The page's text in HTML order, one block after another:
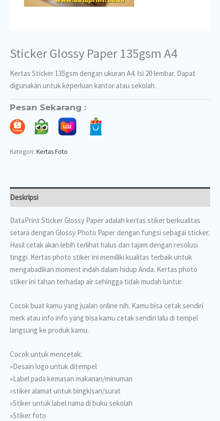
Sticker Glossy Paper 135gsm A4
Kertas Sticker 135gsm dengan ukuran A4. Isi 20 lembar. Dapat
digunakan untuk keperluan kantor atau sekolah.
Pesan Sekarang :
Kategori: Kertas Foto
Deskripsi
DataPrint Sticker Glossy Paper adalah kertas stiker berkualitas
setara dengan Glossy Photo Paper dengan fungsi sebagai sticker.
Hasil cetak akan lebih terlihat halus dan tajam dengan resolusi
tinggi. Kertas photo stiker ini memiliki kualitas terbaik untuk
mengabadikan moment indah dalam hidup Anda. Kertas photo
stiker ini tahan terhadap air sehingga tidak mudah luntur.
Cocok buat kamu yang jualan online nih. Kamu bisa cetak sendiri
merk atau info info yang bisa kamu cetak sendiri lalu di tempel
langsung ke produk kamu.
Cocok untuk mencetak:
»Desain logo untuk ditempel
»Label pada kemasan makanan/minuman
»stiker alamat untuk bingkisan/surat
»Stiker untuk label nama di buku sekolah
»Stiker foto